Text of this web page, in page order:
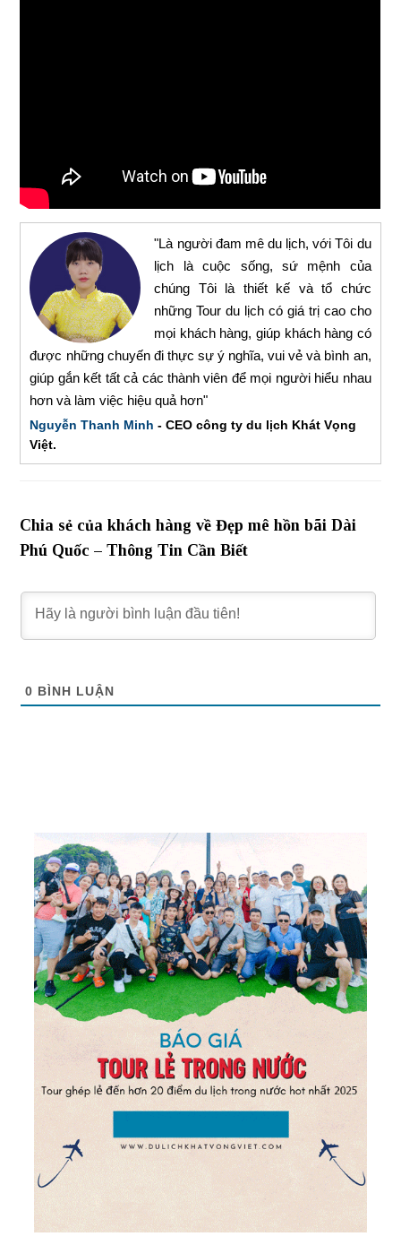
"Là người đam mê du lịch, với Tôi du
lịch là cuộc sống, sứ mệnh của
chúng Tôi là thiết kế và tổ chức
những Tour du lịch có giá trị cao cho
mọi khách hàng, giúp khách hàng có
được những chuyến đi thực sự ý nghĩa, vui vẻ và bình an,
giúp gắn kết tất cả các thành viên để mọi người hiểu nhau
hơn và làm việc hiệu quả hơn"
Nguyễn Thanh Minh - CEO công ty du lịch Khát Vọng
Việt.
Chia sẻ của khách hàng về Đẹp mê hồn bãi Dài
Phú Quốc – Thông Tin Cần Biết
0 BÌNH LUẬN